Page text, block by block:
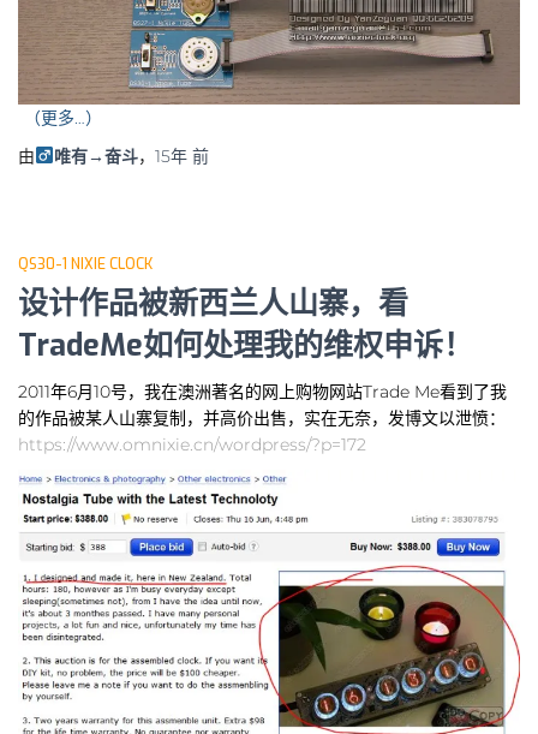
（更多…）
由
唯有→奋斗， 15年前
QS30-1 NIXIE CLOCK
设计作品被新西兰人山寨，看
TradeMe如何处理我的维权申诉！
2011年6月10号，我在澳洲著名的网上购物网站Trade Me看到了我
的作品被某人山寨复制，并高价出售，实在无奈，发博文以泄愤：
https://www.omnixie.cn/wordpress/?p=172